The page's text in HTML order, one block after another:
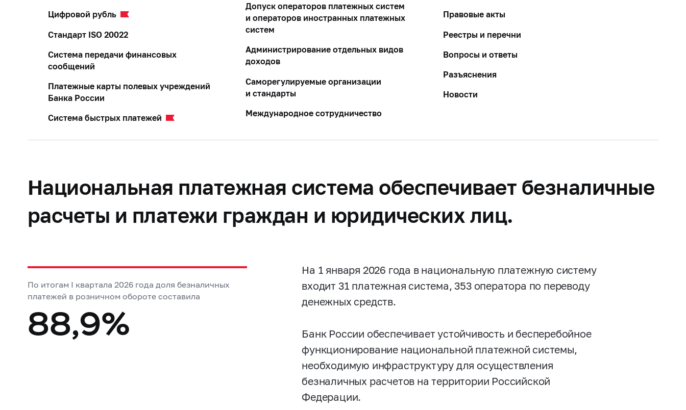
Цифровой рубль
Стандарт ISO 20022
Система передачи финансовых
сообщений
Платежные карты полевых учреждений
Банка России
Система быстрых платежей
Допуск операторов платежных систем
и операторов иностранных платежных
систем
Администрирование отдельных видов
доходов
Саморегулируемые организации
и стандарты
Международное сотрудничество
Правовые акты
Реестры и перечни
Вопросы и ответы
Разъяснения
Новости
Национальная платежная система обеспечивает безналичные
расчеты и платежи граждан и юридических лиц.
По итогам I квартала 2026 года доля безналичных
платежей в розничном обороте составила
88,9%
На 1 января 2026 года в национальную платежную систему
входит 31 платежная система, 353 оператора по переводу
денежных средств.
Банк России обеспечивает устойчивость и бесперебойное
функционирование национальной платежной системы,
необходимую инфраструктуру для осуществления
безналичных расчетов на территории Российской
Федерации.